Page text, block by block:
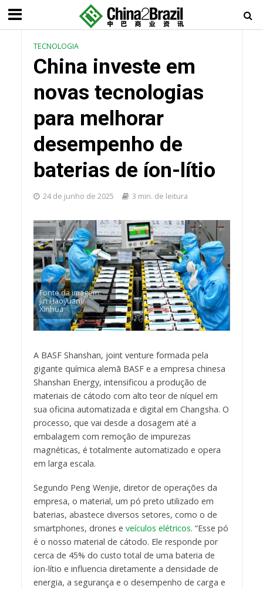
TECNOLOGIA
China investe em
novas tecnologias
para melhorar
desempenho de
baterias de íon-lítio
24 de junho de 2025 3 min. de leitura
Fonte da imagem:
Jin Haoyuan)/
Xinhua
A BASF Shanshan, joint venture formada pela
gigante química alemã BASF e a empresa chinesa
Shanshan Energy, intensificou a produção de
materiais de cátodo com alto teor de níquel em
sua oficina automatizada e digital em Changsha. O
processo, que vai desde a dosagem até a
embalagem com remoção de impurezas
magnéticas, é totalmente automatizado e opera
em larga escala.
Segundo Peng Wenjie, diretor de operações da
empresa, o material, um pó preto utilizado em
baterias, abastece diversos setores, como o de
smartphones, drones e veículos elétricos. “Esse pó
é o nosso material de cátodo. Ele responde por
cerca de 45% do custo total de uma bateria de
íon-lítio e influencia diretamente a densidade de
energia, a segurança e o desempenho de carga e